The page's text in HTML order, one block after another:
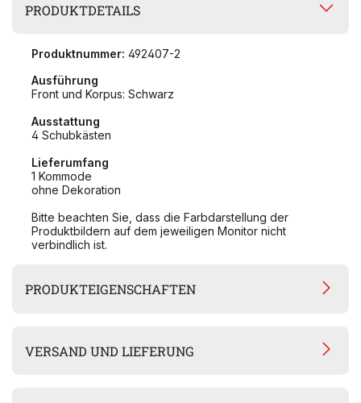
PRODUKTDETAILS
Produktnummer: 492407-2
Ausführung
Front und Korpus: Schwarz
Ausstattung
4 Schubkästen
Lieferumfang
1 Kommode
ohne Dekoration
Bitte beachten Sie, dass die Farbdarstellung der
Produktbildern auf dem jeweiligen Monitor nicht
verbindlich ist.
PRODUKTEIGENSCHAFTEN
VERSAND UND LIEFERUNG